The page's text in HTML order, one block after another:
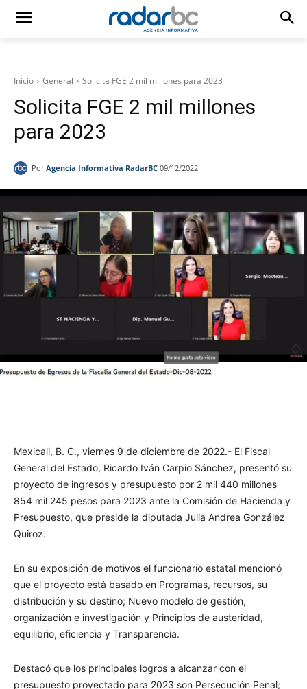
Inicio General Solicita FGE 2 mil millones para 2023
Solicita FGE 2 mil millones
para 2023
Por Agencia Informativa RadarBC 09/12/2022
Mexicali, B. C., viernes 9 de diciembre de 2022.- El Fiscal
General del Estado, Ricardo Iván Carpio Sánchez, presentó su
proyecto de ingresos y presupuesto por 2 mil 440 millones
854 mil 245 pesos para 2023 ante la Comisión de Hacienda y
Presupuesto, que preside la diputada Julia Andrea González
Quiroz.
En su exposición de motivos el funcionario estatal mencionó
que el proyecto está basado en Programas, recursos, su
distribución y su destino; Nuevo modelo de gestión,
organización e investigación y Principios de austeridad,
equilibrio, eficiencia y Transparencia.
Destacó que los principales logros a alcanzar con el
presupuesto proyectado para 2023 son Persecución Penal;